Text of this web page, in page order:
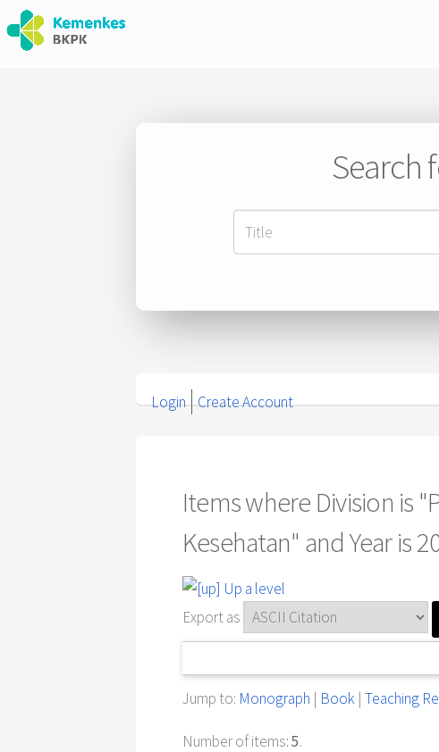
Search
Login Create Account
Items where Division is
Kesehatan" and Year is
Up a level
Export as
Jump to: Monograph | Book | Teaching
Number of items:5.